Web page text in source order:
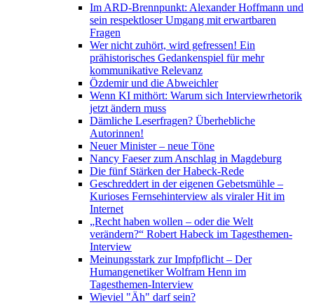
Im ARD-Brennpunkt: Alexander Hoffmann und
sein respektloser Umgang mit erwartbaren
Fragen
Wer nicht zuhört, wird gefressen! Ein
prähistorisches Gedankenspiel für mehr
kommunikative Relevanz
Özdemir und die Abweichler
Wenn KI mithört: Warum sich Interviewrhetorik
jetzt ändern muss
Dämliche Leserfragen? Überhebliche
Autorinnen!
Neuer Minister – neue Töne
Nancy Faeser zum Anschlag in Magdeburg
Die fünf Stärken der Habeck-Rede
Geschreddert in der eigenen Gebetsmühle –
Kurioses Fernsehinterview als viraler Hit im
Internet
„Recht haben wollen – oder die Welt
verändern?“ Robert Habeck im Tagesthemen-
Interview
Meinungsstark zur Impfpflicht – Der
Humangenetiker Wolfram Henn im
Tagesthemen-Interview
Wieviel "Äh" darf sein?